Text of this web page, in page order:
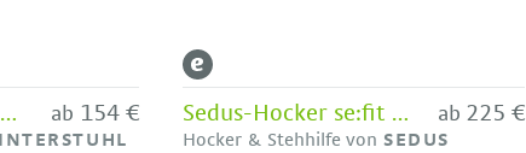
Interstuhl UPis1 100U
INTERSTUHL
ab 154 € Sedus-Hocker se:fit Stehsitz
Hocker & Stehhilfe vonSEDUS
ab 225 €